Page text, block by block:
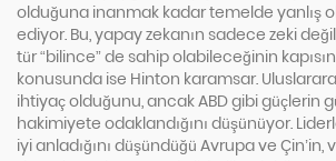
olduğuna inanmak kadar temelde yanlış
ediyor. Bu, yapay zekanın sadece zeki
tür “bilince” de sahip olabileceğinin
konusunda ise Hinton karamsar.
ihtiyaç olduğunu, ancak ABD gibi güçlerin
hakimiyete odaklandığını düşünüyor.
iyi anladığını düşündüğü Avrupa ve Çin’in,